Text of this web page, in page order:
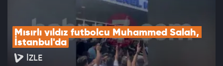
Mısırlı yıldız futbolcu Muhammed Salah,
İstanbul'da
İZLE